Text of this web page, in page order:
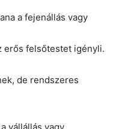
a fejenállás vagy
erős felsőtestet igényli.
de rendszeres
vállállás vagy